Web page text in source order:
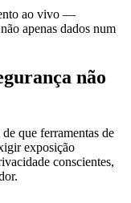
ao vivo —
apenas dados num
não
que ferramentas de
exposição
conscientes,